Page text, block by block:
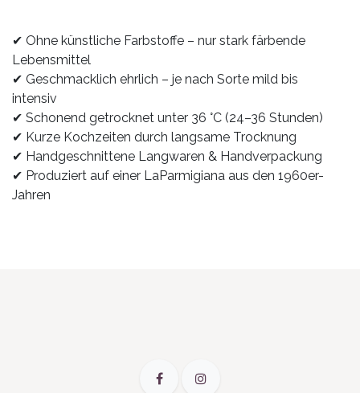
✔ Ohne künstliche Farbstoffe – nur stark färbende
Lebensmittel
✔ Geschmacklich ehrlich – je nach Sorte mild bis
intensiv
✔ Schonend getrocknet unter 36 °C (24–36 Stunden)
✔ Kurze Kochzeiten durch langsame Trocknung
✔ Handgeschnittene Langwaren & Handverpackung
✔ Produziert auf einer LaParmigiana aus den 1960er-
Jahren